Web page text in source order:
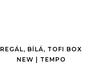
REGÁL, BÍLÁ, TOFI BOX
NEW | TEMPO